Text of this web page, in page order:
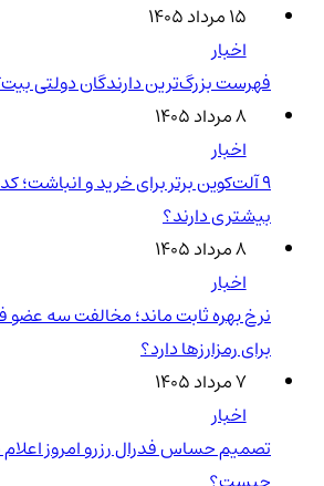
۱۵ مرداد ۱۴۰۵
اخبار
فهرست بزرگ‌ترین دارندگان دولتی
۸ مرداد ۱۴۰۵
اخبار
۹ آلت‌کوین برتر برای خرید و انباشت؛
بیشتری دارند؟
۸ مرداد ۱۴۰۵
اخبار
نرخ بهره ثابت ماند؛ مخالفت سه عضو
برای رمزارزها دارد؟
۷ مرداد ۱۴۰۵
اخبار
تصمیم حساس فدرال رزرو امروز اعلام